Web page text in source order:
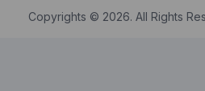
Copyrights © 2026. All Rights